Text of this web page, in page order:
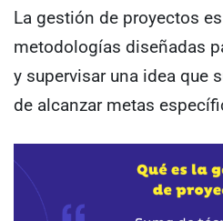
La gestión de proyectos
metodologías diseñadas
y supervisar una idea que
de alcanzar metas